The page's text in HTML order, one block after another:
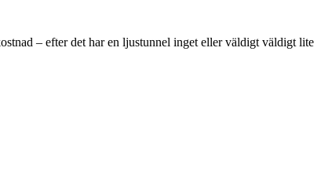
– efter det har en ljustunnel inget eller väldigt väldigt lite